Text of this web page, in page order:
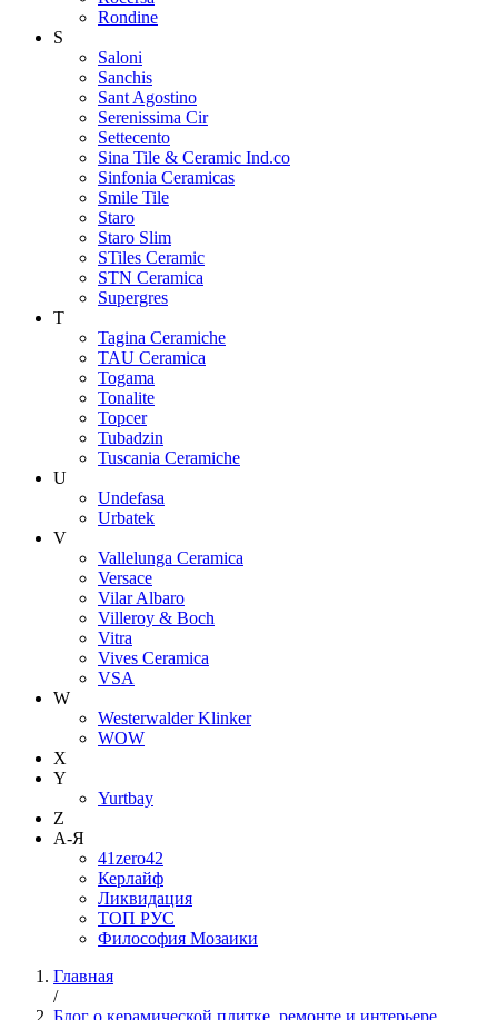
Rondine
S
Saloni
Sanchis
Sant Agostino
Serenissima Cir
Settecento
Sina Tile & Ceramic Ind.co
Sinfonia Ceramicas
Smile Tile
Staro
Staro Slim
STiles Ceramic
STN Ceramica
Supergres
T
Tagina Ceramiche
TAU Ceramica
Togama
Tonalite
Topcer
Tubadzin
Tuscania Ceramiche
U
Undefasa
Urbatek
V
Vallelunga Ceramica
Versace
Vilar Albaro
Villeroy & Boch
Vitra
Vives Ceramica
VSA
W
Westerwalder Klinker
WOW
X
Y
Yurtbay
Z
А-Я
41zero42
Керлайф
Ликвидация
ТОП РУС
Философия Мозаики
Главная
/
Блог о керамической плитке, ремонте и интерьере